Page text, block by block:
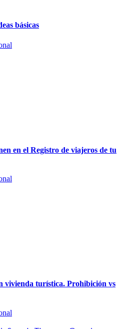
básicas
en el Registro de viajeros de tu
vivienda turística. Prohibición vs